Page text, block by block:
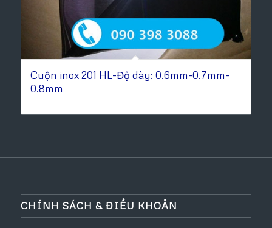
Cuộn inox 201 HL-Độ dày: 0.6mm-0.7mm-
0.8mm
CHÍNH SÁCH & ĐIỀU KHOẢN